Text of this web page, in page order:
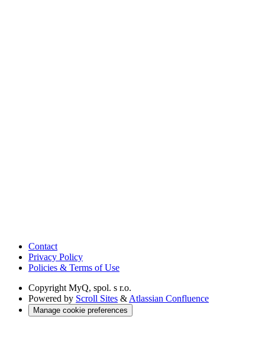
Contact
Privacy Policy
Policies & Terms of Use
Copyright MyQ, spol. s r.o.
Powered by Scroll Sites & Atlassian Confluence
Manage cookie preferences